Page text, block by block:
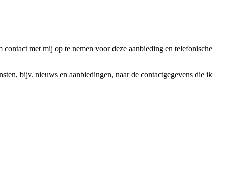
met mij op te nemen voor deze aanbieding en telefonische
bijv. nieuws en aanbiedingen, naar de contactgegevens die ik